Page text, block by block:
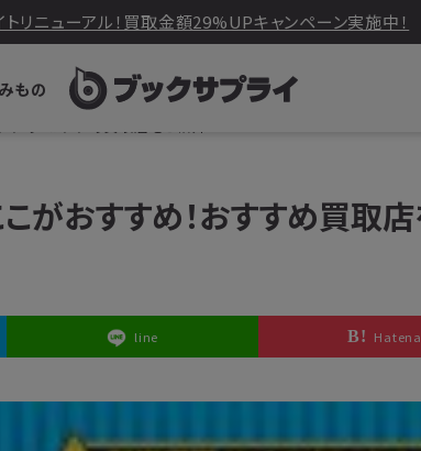
リニューアル！買取金額29%UPキャンペーン実施中！
もの
がおすすめ！おすすめ買取
line Hatena